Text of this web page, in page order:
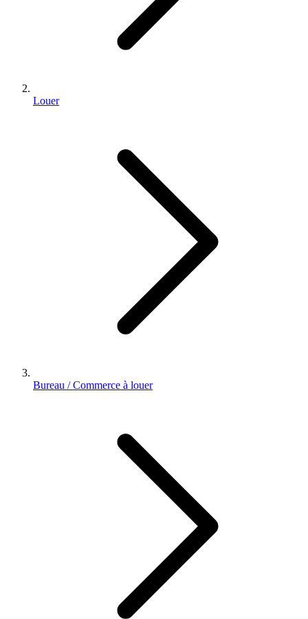
Louer
Bureau / Commerce à louer